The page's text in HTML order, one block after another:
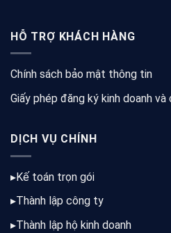
HỖ TRỢ KHÁCH HÀNG
Chính sách bảo mật thông tin
Giấy phép đăng ký kinh doanh
DỊCH VỤ CHÍNH
▸Kế toán trọn gói
▸Thành lập công ty
▸Thành lập hộ kinh doanh